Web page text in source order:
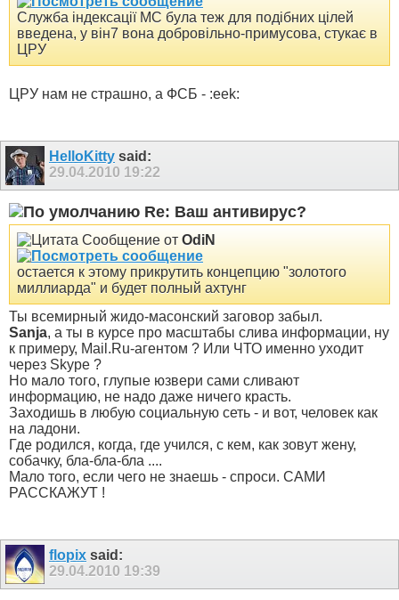
Служба індексації МС була теж для подібних цілей
введена, у він7 вона добровільно-примусова, стукає в
ЦРУ
ЦРУ нам не страшно, а ФСБ - :eek:
HelloKitty said:
29.04.2010 19:22
Re: Ваш антивирус?
Сообщение от OdiN
остается к этому прикрутить концепцию "золотого
миллиарда" и будет полный ахтунг
Ты всемирный жидо-масонский заговор забыл.
Sanja, а ты в курсе про масштабы слива информации, ну
к примеру, Mail.Ru-агентом ? Или ЧТО именно уходит
через Skype ?
Но мало того, глупые юзвери сами сливают
информацию, не надо даже ничего красть.
Заходишь в любую социальную сеть - и вот, человек как
на ладони.
Где родился, когда, где учился, с кем, как зовут жену,
собачку, бла-бла-бла ....
Мало того, если чего не знаешь - спроси. САМИ
РАССКАЖУТ !
flopix said:
29.04.2010 19:39